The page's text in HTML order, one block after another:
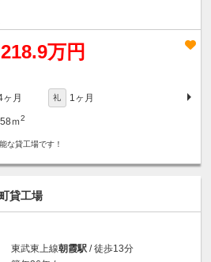
218.9万円
ヶ月 礼 1ヶ月
ｍ2
な貸工場です！
貸工場
東武東上線朝霞駅 / 徒歩13分